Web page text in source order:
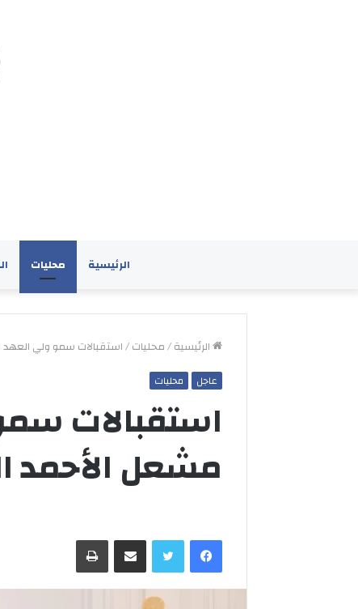
الرئيسية محليات
الرئيسية/محليات/استقبالات سمو ولي العهد
عاجل محليات
استقبالات
مشعل الأحمد
فيسبوكتويتر مشاركة عبر البريد طباعة